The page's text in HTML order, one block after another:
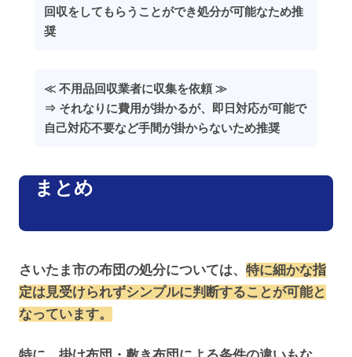
回収をしてもらうことができ処分が可能なため推
奨
≪ 不用品回収業者に収集を依頼 ≫
⇒ それなりに費用が掛かるが、即日対応が可能で
自己対応不要など手間が掛からないため推奨
まとめ
さいたま市の布団の処分については、 特に細かな指
定は見受けられずシンプルに判断することが可能と
なっています。